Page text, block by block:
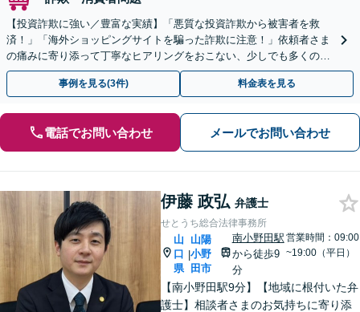
【投資詐欺に強い／豊富な実績】「悪質な投資詐欺から被害者を救
済！」「海外ショッピングサイトを騙った詐欺に注意！」依頼者さま
の痛みに寄り添って丁寧なヒアリングをおこない、少しでも多くの返
金が得られるよう尽力します！
事例を見る(3件) 料金表を見る
電話でお問い合わせ メールでお問い合わせ
伊藤 政弘 弁護士
せとうち総合法律事務所
山
口
県
|
山陽
小野
田市
南小野田駅
から徒歩9
分
営業時間：09:00
~19:00（平日）
【南小野田駅9分】【地域に根付いた弁
護士】相談者さまのお気持ちに寄り添